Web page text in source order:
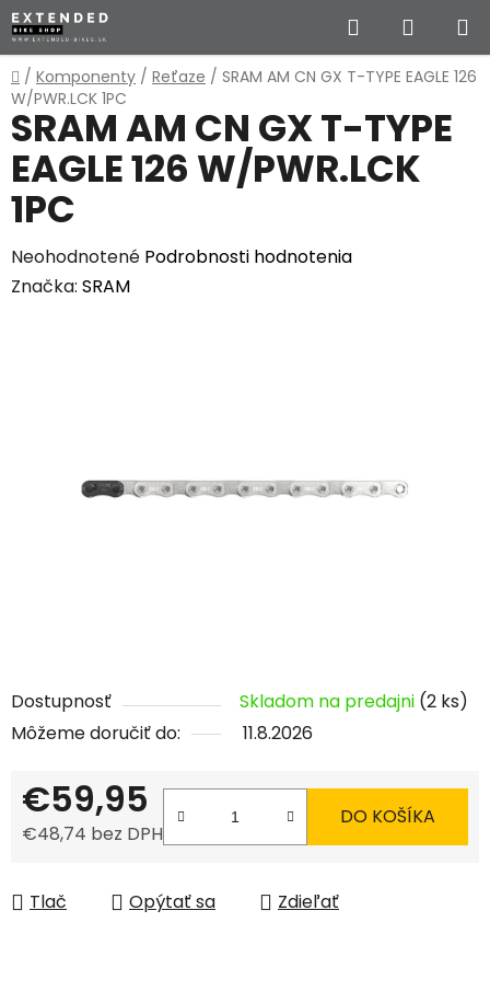
Prejsť
na
obsah
Hľadať
KOŠÍK
Domov
/ Komponenty / Reťaze / SRAM AM CN GX T-TYPE EAGLE 126
W/PWR.LCK 1PC
Dostupnosť Skladom na predajni (2 ks)
Môžeme doručiť do:
11.8.2026
€59,95
€48,74 bez DPH
DO KOŠÍKA
Tlač Opýtať sa Zdieľať
SRAM AM CN GX T-TYPE
EAGLE 126 W/PWR.LCK
1PC
Priemerné
hodnotenie
Neohodnotené Podrobnosti hodnotenia
Značka: SRAM